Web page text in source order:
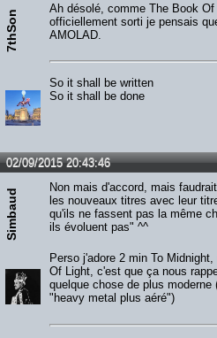
7thSon
Ah désolé, comme The Book
officiellement sorti je pensais
AMOLAD.
So it shall be written
So it shall be done
02/09/2015 20:43:46
Simbaud
Non mais d'accord, mais
les nouveaux titres avec leur
qu'ils ne fassent pas la même
ils évoluent pas" ^^
Perso j'adore 2 min To
Of Light, c'est que ça nous
quelque chose de plus
"heavy metal plus aéré")